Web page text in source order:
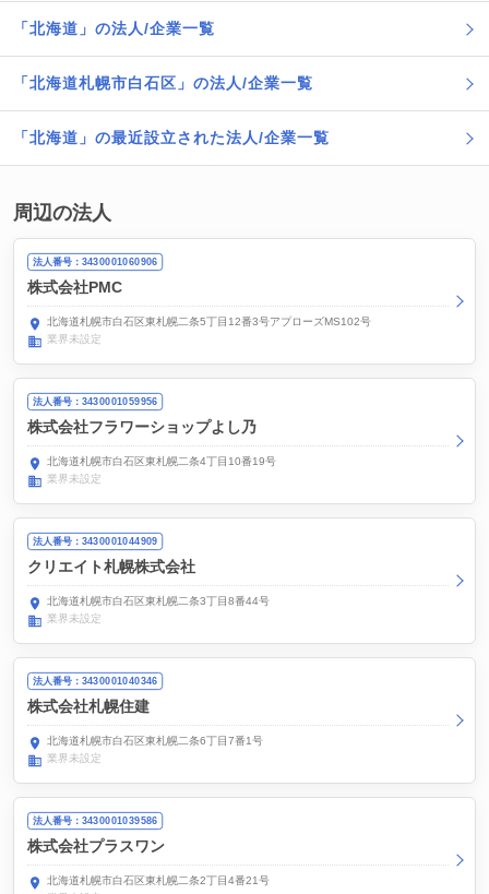
「北海道」の法人/企業一覧
「北海道札幌市白石区」の法人/企業一覧
「北海道」の最近設立された法人/企業一覧
周辺の法人
法人番号：3430001060906
株式会社PMC
北海道札幌市白石区東札幌二条5丁目12番3号アプローズMS102号
業界未設定
法人番号：3430001059956
株式会社フラワーショップよし乃
北海道札幌市白石区東札幌二条4丁目10番19号
業界未設定
法人番号：3430001044909
クリエイト札幌株式会社
北海道札幌市白石区東札幌二条3丁目8番44号
業界未設定
法人番号：3430001040346
株式会社札幌住建
北海道札幌市白石区東札幌二条6丁目7番1号
業界未設定
法人番号：3430001039586
株式会社プラスワン
北海道札幌市白石区東札幌二条2丁目4番21号